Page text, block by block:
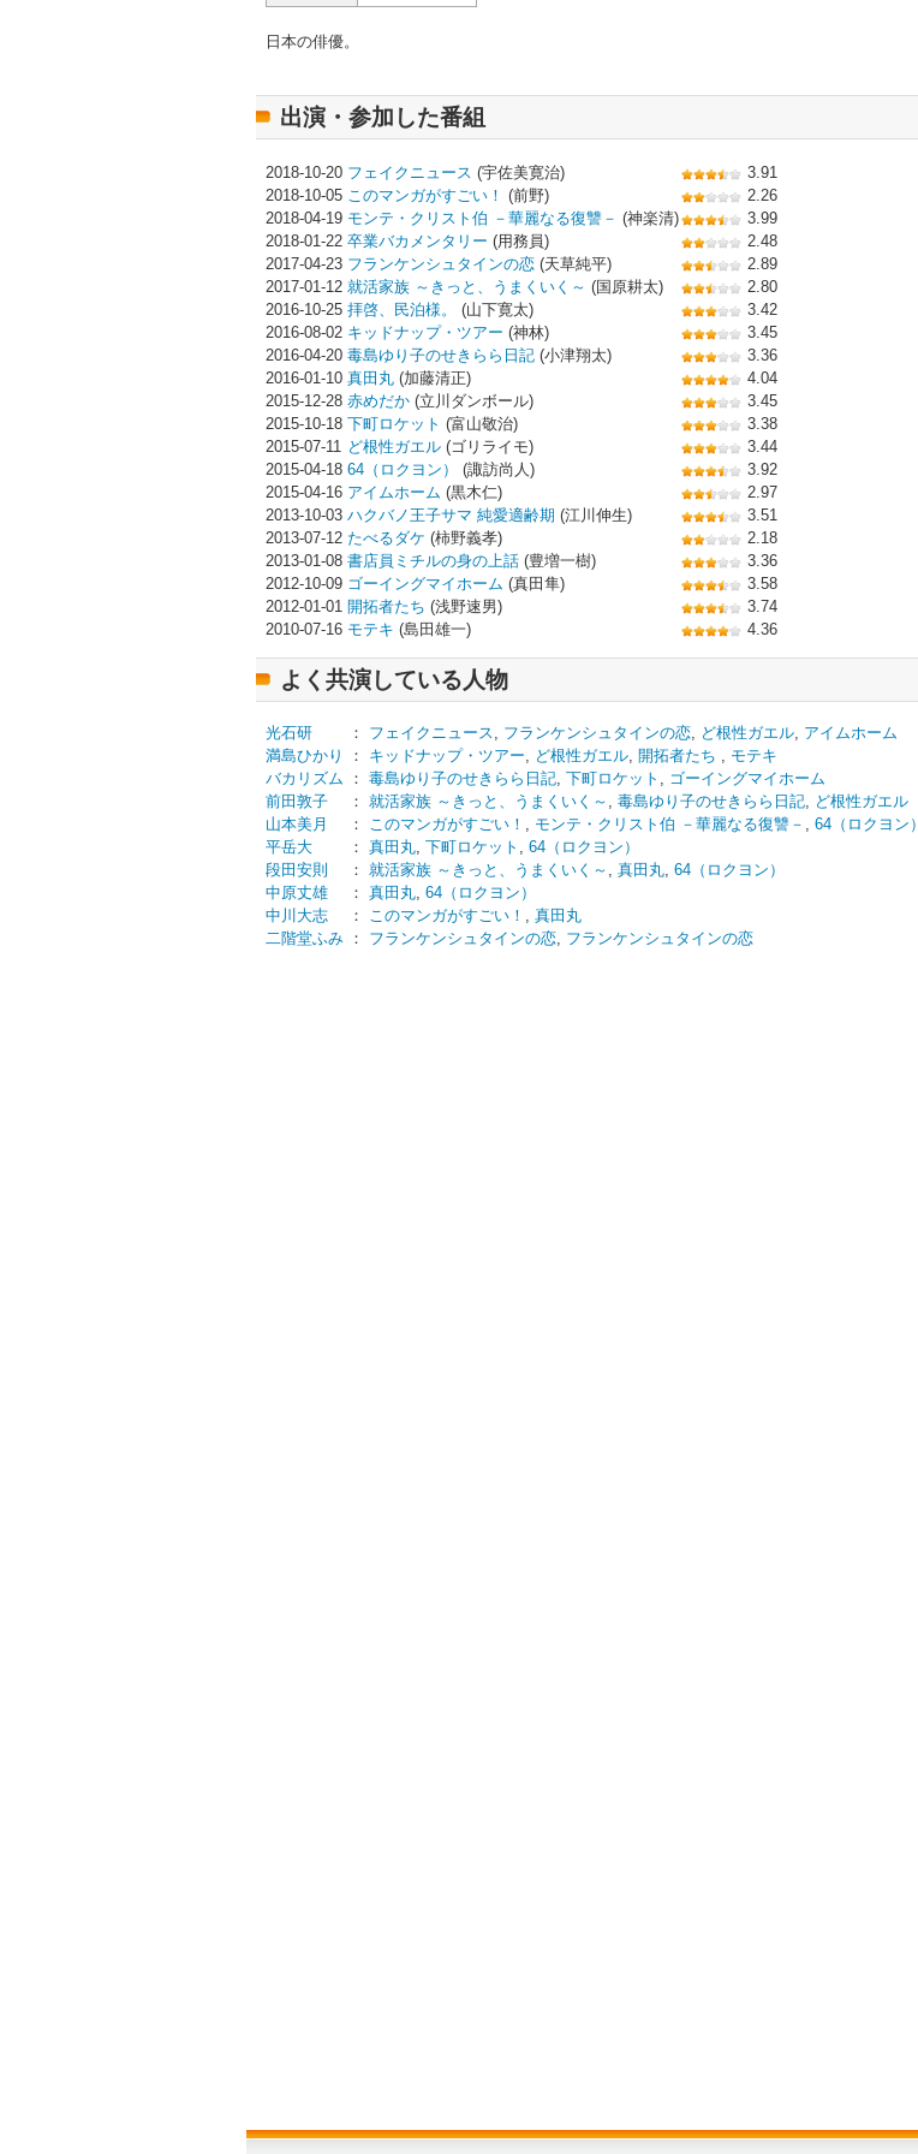
日本の俳優。
出演・参加した番組
2018-10-20 フェイクニュース (宇佐美寛治)
3.91
2018-10-05 このマンガがすごい！ (前野)
2.26
2018-04-19 モンテ・クリスト伯 －華麗なる復讐－ (神楽清)
3.99
2018-01-22 卒業バカメンタリー (用務員)
2.48
2017-04-23 フランケンシュタインの恋 (天草純平)
2.89
2017-01-12 就活家族 ～きっと、うまくいく～ (国原耕太)
2.80
2016-10-25 拝啓、民泊様。 (山下寛太)
3.42
2016-08-02 キッドナップ・ツアー (神林)
3.45
2016-04-20 毒島ゆり子のせきらら日記 (小津翔太)
3.36
2016-01-10 真田丸 (加藤清正)
4.04
2015-12-28 赤めだか (立川ダンボール)
3.45
2015-10-18 下町ロケット (富山敬治)
3.38
2015-07-11 ど根性ガエル (ゴリライモ)
3.44
2015-04-18 64（ロクヨン） (諏訪尚人)
3.92
2015-04-16 アイムホーム (黒木仁)
2.97
2013-10-03 ハクバノ王子サマ 純愛適齢期 (江川伸生)
3.51
2013-07-12 たべるダケ (柿野義孝)
2.18
2013-01-08 書店員ミチルの身の上話 (豊増一樹)
3.36
2012-10-09 ゴーイングマイホーム (真田隼)
3.58
2012-01-01 開拓者たち (浅野速男)
3.74
2010-07-16 モテキ (島田雄一) 4.36
よく共演している人物
光石研 ： フェイクニュース, フランケンシュタインの恋, ど根性ガエル, アイムホーム
満島ひかり
： キッドナップ・ツアー, ど根性ガエル, 開拓者たち , モテキ
バカリズム ： 毒島ゆり子のせきらら日記, 下町ロケット , ゴーイングマイホーム
前田敦子
： 就活家族 ～きっと、うまくいく～ , 毒島ゆり子のせきらら日記, ど根性ガエル
山本美月
： このマンガがすごい！ , モンテ・クリスト伯 －華麗なる復讐－ , 64（ロクヨン）
平岳大
： 真田丸, 下町ロケット , 64（ロクヨン）
段田安則
： 就活家族 ～きっと、うまくいく～ , 真田丸, 64（ロクヨン）
中原丈雄
： 真田丸, 64（ロクヨン）
中川大志
： このマンガがすごい！ , 真田丸
二階堂ふみ ： フランケンシュタインの恋, フランケンシュタインの恋